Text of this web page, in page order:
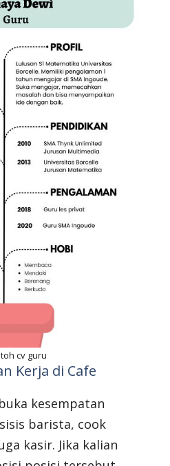
cv guru
Kerja di Cafe
kesempatan
barista, cook
kasir. Jika kalian